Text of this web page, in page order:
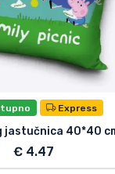
Express
jastučnica 40*40
€ 4.47